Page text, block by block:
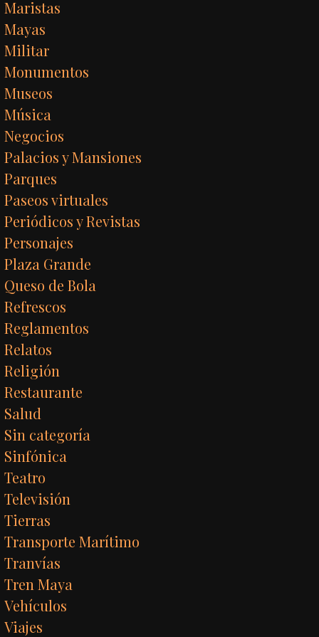
Maristas
Mayas
Militar
Monumentos
Museos
Música
Negocios
Palacios y Mansiones
Parques
Paseos virtuales
Periódicos y Revistas
Personajes
Plaza Grande
Queso de Bola
Refrescos
Reglamentos
Relatos
Religión
Restaurante
Salud
Sin categoría
Sinfónica
Teatro
Televisión
Tierras
Transporte Marítimo
Tranvías
Tren Maya
Vehículos
Viajes